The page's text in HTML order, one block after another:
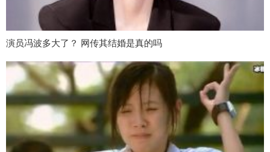
演员冯波多大了？ 网传其结婚是真的吗